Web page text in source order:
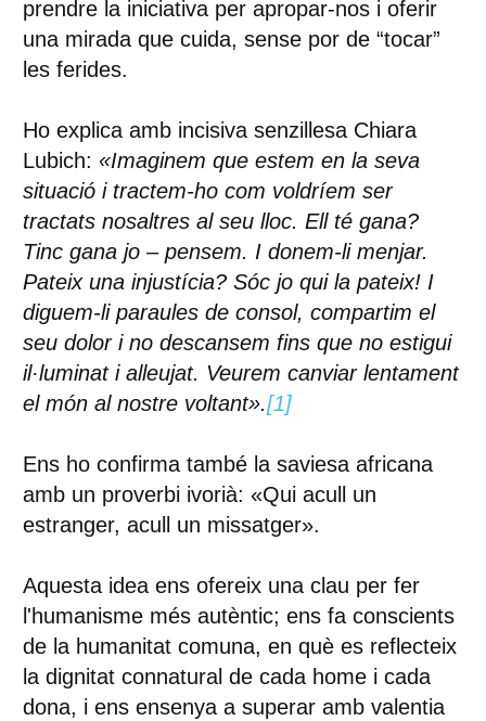
prendre la iniciativa per apropar-nos i oferir
una mirada que cuida, sense por de “tocar”
les ferides.
Ho explica amb incisiva senzillesa Chiara
Lubich: «Imaginem que estem en la seva
situació i tractem-ho com voldríem ser
tractats nosaltres al seu lloc. Ell té gana?
Tinc gana jo – pensem. I donem-li menjar.
Pateix una injustícia? Sóc jo qui la pateix! I
diguem-li paraules de consol, compartim el
seu dolor i no descansem fins que no estigui
il·luminat i alleujat. Veurem canviar lentament
el món al nostre voltant».[1]
Ens ho confirma també la saviesa africana
amb un proverbi ivorià: «Qui acull un
estranger, acull un missatger».
Aquesta idea ens ofereix una clau per fer
l'humanisme més autèntic; ens fa conscients
de la humanitat comuna, en què es reflecteix
la dignitat connatural de cada home i cada
dona, i ens ensenya a superar amb valentia